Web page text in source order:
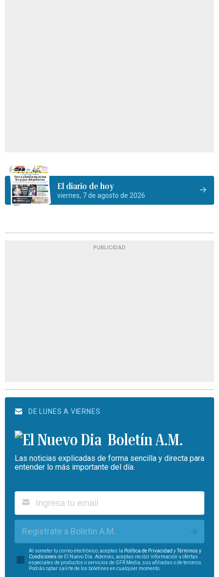
El diario de hoy
viernes, 7 de agosto de 2026
PUBLICIDAD
DE LUNES A VIERNES
Boletín A.M.
Las noticias explicadas de forma sencilla y directa para
entender lo más importante del día.
Regístrate a Boletín A.M.
Al someter tu correo electrónico, aceptas la Política de Privacidad y
Términos y
Condiciones de El Nuevo Día. Además, aceptas recibir información u ofertas
especiales de productos o servicios de GFR Media, sus afiliadas o de terceros.
Podrás optar salirte de los boletines en cualquier momento.